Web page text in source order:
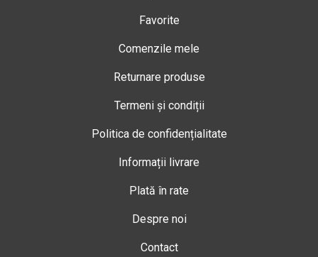
Favorite
Comenzile mele
Returnare produse
Termeni și condiții
Politica de confidențialitate
Informații livrare
Plată în rate
Despre noi
Contact